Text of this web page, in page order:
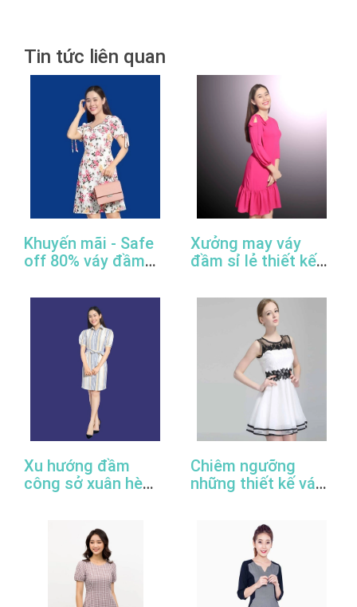
Tin tức liên quan
Khuyến mãi - Safe
off 80% váy đầm
đẹp
Xưởng may váy
đầm sỉ lẻ thiết kế
cấp, uy tín
Xu hướng đầm
công sở xuân hè
Chiêm ngưỡng
những thiết kế váy